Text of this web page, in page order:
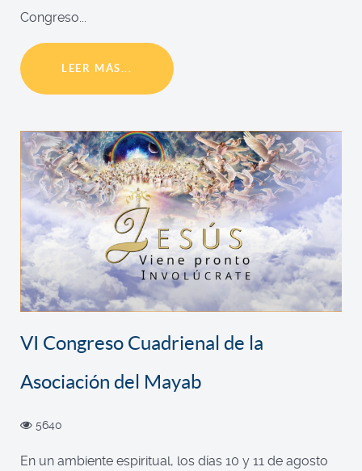
Congreso...
LEER MÁS...
VI Congreso Cuadrienal de la
Asociación del Mayab
5640
En un ambiente espiritual, los días 10 y 11 de agosto